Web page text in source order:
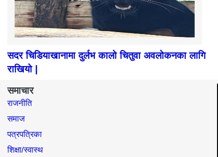
सदर चिडियाखानामा दुर्लभ कालो चितुवा अवलोकनका लागि
राखियो |
समाचार
राजनीति
समाज​
पत्रपत्रिका
शिक्षा/स्वास्थ